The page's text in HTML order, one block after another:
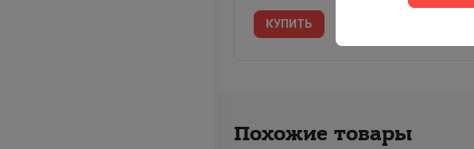
КУПИТЬ
Похожие товары